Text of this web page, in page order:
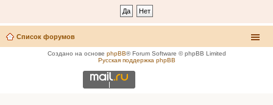
Список форумов
Создано на основе phpBB® Forum Software © phpBB Limited
Русская поддержка phpBB